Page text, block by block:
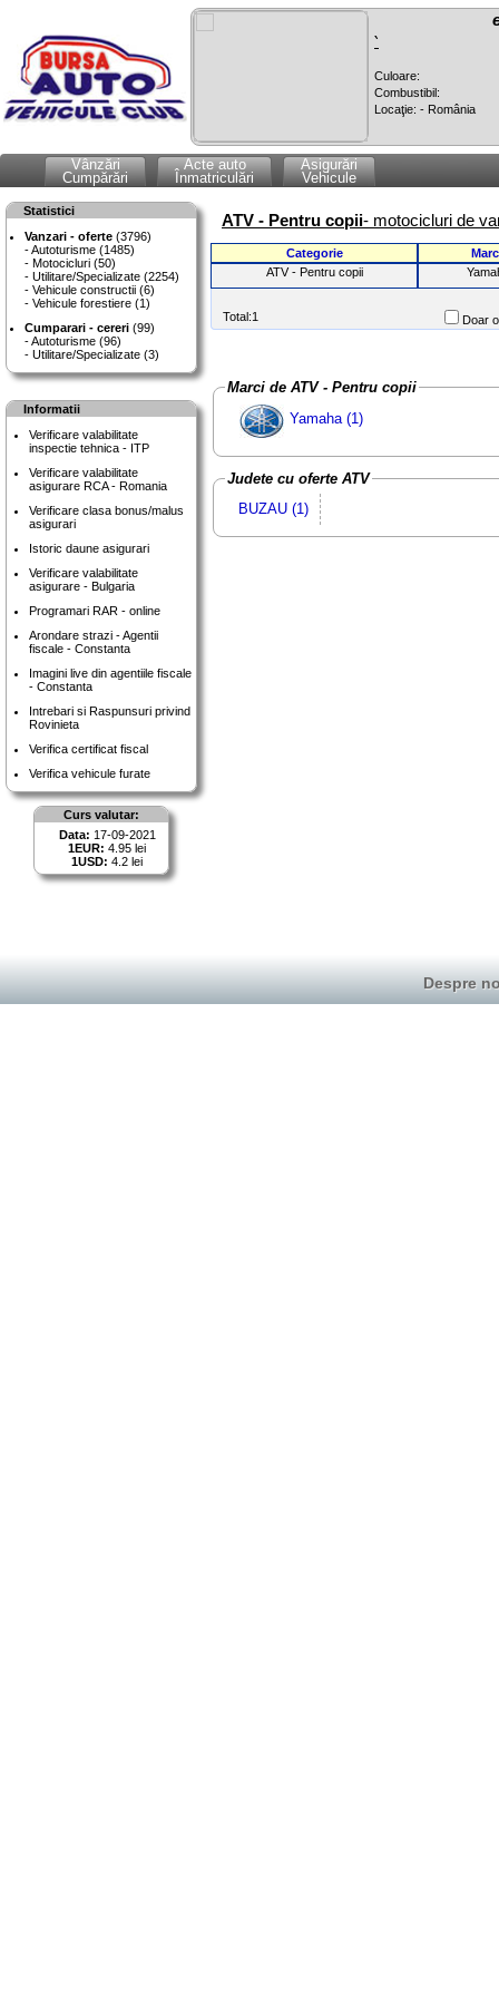
`
Culoare:
Combustibil:
Locaţie: - România
Vânzări
Cumpărări
Acte auto
Înmatriculări
Asigurări
Vehicule
Statistici
Vanzari - oferte (3796)
Autoturisme (1485)
Motocicluri (50)
Utilitare/Specializate (2254)
Vehicule constructii (6)
Vehicule forestiere (1)
Cumparari - cereri (99)
Autoturisme (96)
Utilitare/Specializate (3)
Informatii
Verificare valabilitate
inspectie tehnica - ITP
Verificare valabilitate
asigurare RCA - Romania
Verificare clasa bonus/malus
asigurari
Istoric daune asigurari
Verificare valabilitate
asigurare - Bulgaria
Programari RAR - online
Arondare strazi - Agentii
fiscale - Constanta
Imagini live din agentiile fiscale
- Constanta
Intrebari si Raspunsuri privind
Rovinieta
Verifica certificat fiscal
Verifica vehicule furate
Curs valutar:
Data: 17-09-2021
1EUR: 4.95 lei
1USD: 4.2 lei
ATV - Pentru copii- motocicluri de
Categorie
ATV - Pentru copii
Total:1 Doar
Marci de ATV - Pentru copii
Yamaha (1)
Judete cu oferte ATV
BUZAU (1)
Despre